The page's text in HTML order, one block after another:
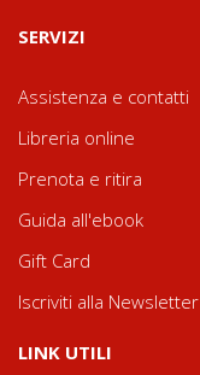
SERVIZI
Assistenza e contatti
Libreria online
Prenota e ritira
Guida all'ebook
Gift Card
Iscriviti alla Newsletter
LINK UTILI